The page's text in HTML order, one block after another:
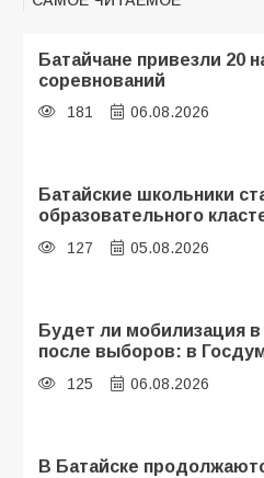
Батайчане привезли 20
соревнований
181 06.08.2026
Батайские школьники
образовательного
127 05.08.2026
Будет ли мобилизация в
после выборов: в
125 06.08.2026
В Батайске